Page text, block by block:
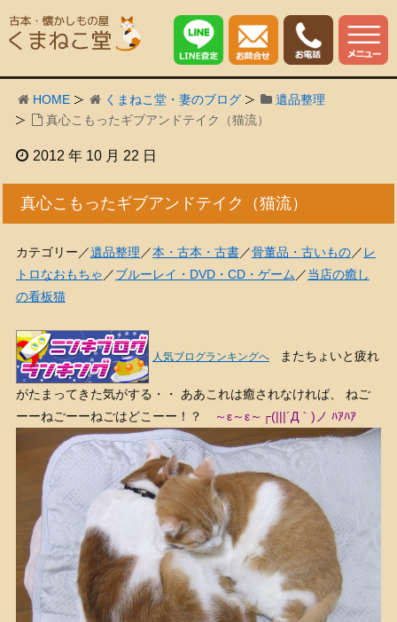
HOME くまねこ堂・妻のブログ
遺品整理
真心こもったギブアンドテイク（猫流）
2012 年 10 月 22 日
真心こもったギブアンドテイク（猫流）
カテゴリー／遺品整理／本・古本・古書／骨董品・古いもの／ レ
トロなおもちゃ／ブルーレイ・DVD・CD・ゲーム／当店の癒し
の看板猫
人気ブログランキングへまたちょいと疲れ
がたまってきた気がする・・ ああこれは癒されなければ、 ねご
ーーねごーーねごはどこーー！？
～ε～ε～┌(|||´Д｀)ノ ﾊｱﾊｱ